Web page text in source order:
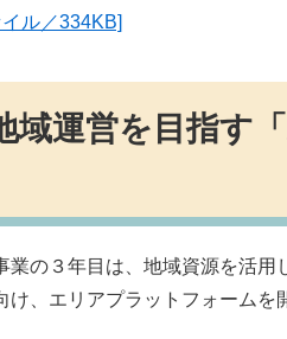
ル／334KB]
域運営を目指す
業の３年目は、地域資源を活
、エリアプラットフォームを